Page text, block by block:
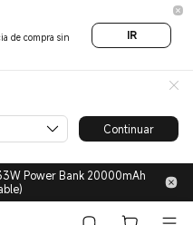
de compra sin
IR
Continuar
Power Bank 20000mAh